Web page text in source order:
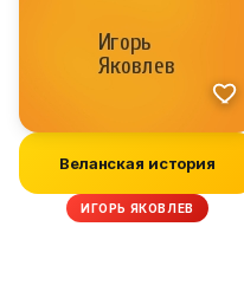
Веланская история
ИГОРЬ ЯКОВЛЕВ